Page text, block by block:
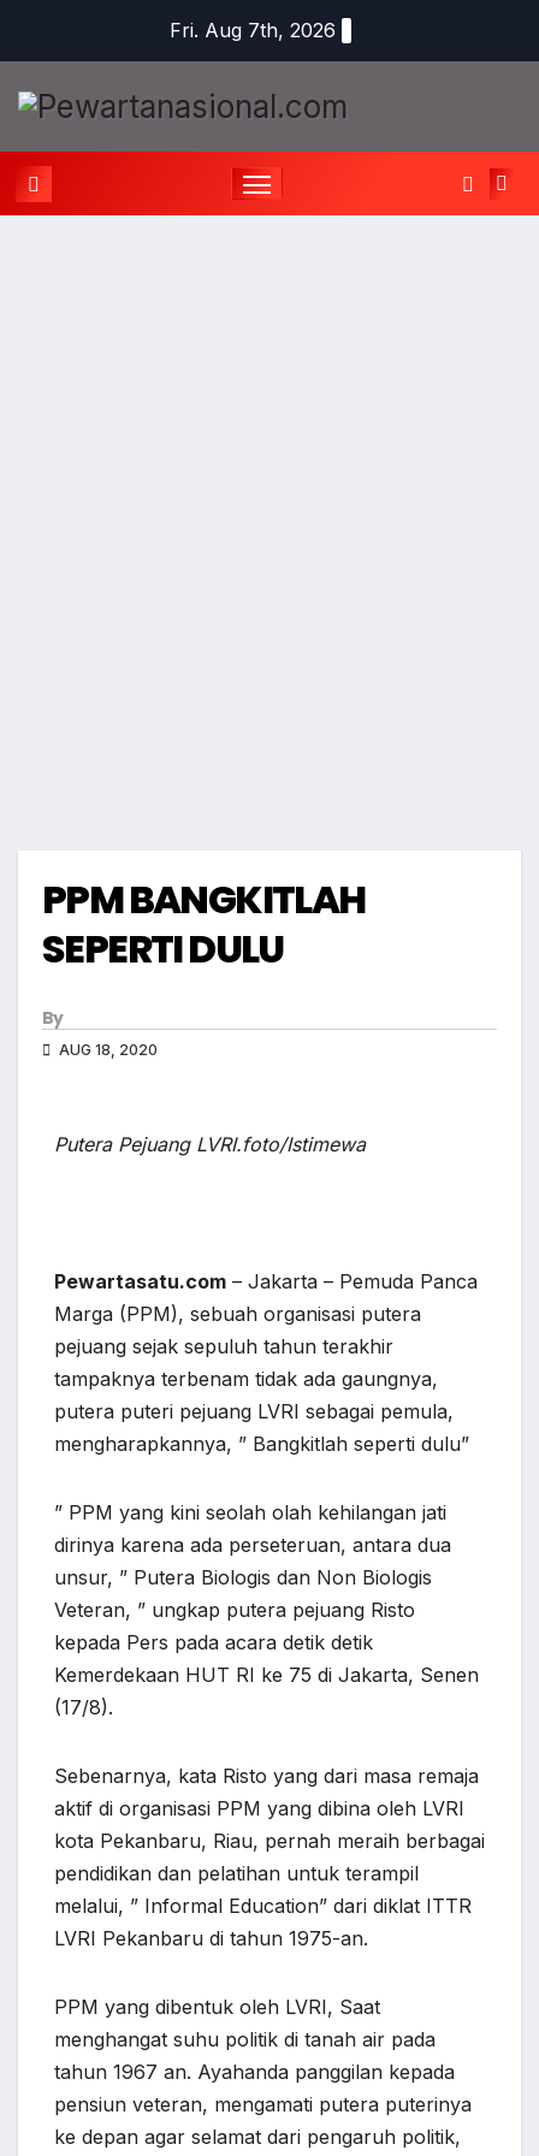
Fri. Aug 7th, 2026
PPM BANGKITLAH
SEPERTI DULU
By
AUG 18, 2020
Putera Pejuang LVRI.foto/Istimewa
Pewartasatu.com – Jakarta – Pemuda Panca
Marga (PPM), sebuah organisasi putera
pejuang sejak sepuluh tahun terakhir
tampaknya terbenam tidak ada gaungnya,
putera puteri pejuang LVRI sebagai pemula,
mengharapkannya, ” Bangkitlah seperti dulu”
” PPM yang kini seolah olah kehilangan jati
dirinya karena ada perseteruan, antara dua
unsur, ” Putera Biologis dan Non Biologis
Veteran, ” ungkap putera pejuang Risto
kepada Pers pada acara detik detik
Kemerdekaan HUT RI ke 75 di Jakarta, Senen
(17/8).
Sebenarnya, kata Risto yang dari masa remaja
aktif di organisasi PPM yang dibina oleh LVRI
kota Pekanbaru, Riau, pernah meraih berbagai
pendidikan dan pelatihan untuk terampil
melalui, ” Informal Education” dari diklat ITTR
LVRI Pekanbaru di tahun 1975-an.
PPM yang dibentuk oleh LVRI, Saat
menghangat suhu politik di tanah air pada
tahun 1967 an. Ayahanda panggilan kepada
pensiun veteran, mengamati putera puterinya
ke depan agar selamat dari pengaruh politik,